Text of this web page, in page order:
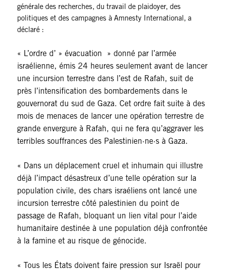
générale des recherches, du travail de plaidoyer, des
politiques et des campagnes à Amnesty International, a
déclaré :
« L’ordre d’ » évacuation » donné par l’armée
israélienne, émis 24 heures seulement avant de lancer
une incursion terrestre dans l’est de Rafah, suit de
près l’intensification des bombardements dans le
gouvernorat du sud de Gaza. Cet ordre fait suite à des
mois de menaces de lancer une opération terrestre de
grande envergure à Rafah, qui ne fera qu’aggraver les
terribles souffrances des Palestinien·ne·s à Gaza.
« Dans un déplacement cruel et inhumain qui illustre
déjà l’impact désastreux d’une telle opération sur la
population civile, des chars israéliens ont lancé une
incursion terrestre côté palestinien du point de
passage de Rafah, bloquant un lien vital pour l’aide
humanitaire destinée à une population déjà confrontée
à la famine et au risque de génocide.
« Tous les États doivent faire pression sur Israël pour